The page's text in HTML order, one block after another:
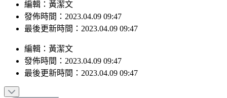
編輯：黃潔文
發佈時間：2023.04.09 09:47
編輯：黃潔文
發佈時間：2023.04.09 09:47